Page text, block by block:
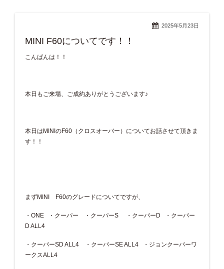
2025年5月23日
MINI F60についてです！！
こんばんは！！
本日もご来場、ご成約ありがとうございます♪
本日はMINIのF60（クロスオーバー）についてお話させて頂きま
す！！
まずMINI F60のグレードについてですが、
・ONE ・クーパー ・クーパーS ・クーパーD ・クーパー
D ALL4
・クーパーSD ALL4 ・クーパーSE ALL4 ・ジョンクーパーワ
ークスALL4